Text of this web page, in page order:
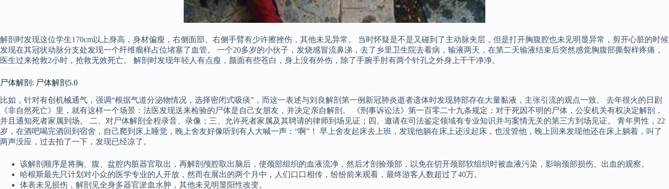
解剖时发现这位学生170cm以上身高，身材偏瘦，右侧面部、右侧手臂有少许擦挫伤，其他未见异常。 当时怀疑是不是又碰到了主动脉夹层，但是打开胸腹腔也未见明显异常，剪开心脏的时候
发现在其冠状动脉分支处发现一个纤维瘤样占位堵塞了血管。 一个20多岁的小伙子，发烧感冒流鼻涕，去了乡里卫生院去看病，输液两天，在第二天输液结束后突然感觉胸腹部撕裂样疼痛，
医生过来抢救2小时，抢救无效死亡。 解剖时发现年轻人有点瘦，颜面有些苍白，身上没有外伤，除了手腕手肘有两个针孔之外身上干干净净。
尸体解剖: 尸体解剖5.0
比如，针对有创机械通气，强调“根据气道分泌物情况，选择密闭式吸痰”，而这一表述与刘良解剖第一例新冠肺炎逝者遗体时发现肺部存在大量黏液，主张引流的观点一致。 去年很火的日剧
《非自然死亡》里，就有这样一个场景：法医发现送来检验的尸体是自己女朋友，并决定亲自解剖。 《刑事诉讼法》第一百零二十九条规定：对于死因不明的尸体，公安机关有权决定解剖，
并且通知死者家属到场。 二、对尸体解剖全程录音、录像；三、允许死者家属及其聘请的律师到场见证；四、邀请在司法鉴定领域有专业知识并与案情无关的第三方到场见证。 青年男性，22
岁，在酒吧喝完酒回到宿舍，自己爬到床上睡觉，晚上舍友好像听到有人大喊一声：“啊”！ 早上舍友起床去上班，发现他躺在床上还没起床，也没管他，晚上回来发现他还在床上躺着，叫了
两声没应，过去拍了一下，发现已经凉了。
该解剖顺序是将胸、腹、盆腔内脏器官取出，再解剖颅腔取出脑后，使颈部组织的血液流净，然后才剖验颈部，以免在切开颈部软组织时被血液污染，影响颈部损伤、出血的观察。
哈根斯最先只计划对小众的医学专业的人开放，然而在展出的两个月中，人们口口相传，纷纷前来观看，最终游客人数超过了40万。
体表未见损伤，解剖见全身多器官淤血水肿，其他未见明显阳性改变。